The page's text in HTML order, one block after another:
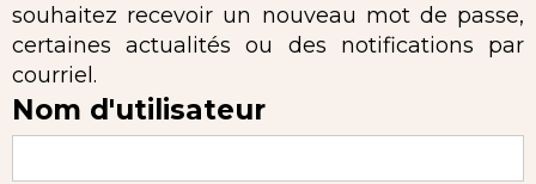
souhaitez recevoir un nouveau mot de passe,
certaines actualités ou des notifications par
courriel.
Nom d'utilisateur